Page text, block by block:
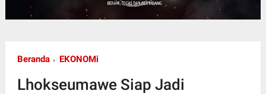
Beranda EKONOMi
Lhokseumawe Siap Jadi